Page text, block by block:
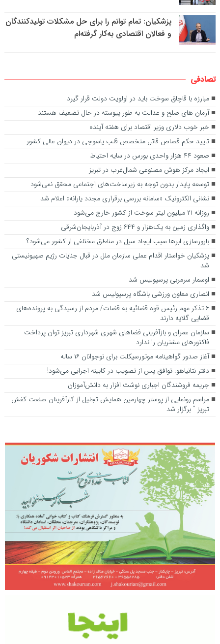
پزشکیان: تمام توانم را برای حل مشکلات تولیدکنندگان
و فعالان اقتصادی به‌کار گرفته‌ام
تصادفی
مبارزه با قاچاق سوخت باید در اولویت دولت قرار گیرد
آرمان های صلح و عدالت به طور پیوسته در حال تضعیف هستند
خبر خوب دلاری وزیر اقتصاد برای هفته آینده
تایید حکم قصاص قاتل متخصص قلب یاسوجی در دیوان عالی کشور
صعود ۴۴ هزار واحدی بورس در سایه احتیاط
ایجاد مرکز هوش مصنوعی شمال‌غرب در تبریز
توسعه پایدار بدون توجه به زیرساخت‌های اجتماعی محقق نمی‌شود
نشانی الکترونیک «سامانه بررسی برقراری مجدد یارانه» اعلام شد
روزانه ۲۱ میلیون لیتر سوخت از کشور خارج می‌شود
واگذاری زمین به یک‌هزار و ۶۴۴ زوج در آذربایجان‌شرقی
بارورسازی ابر‌ها سبب ایجاد سیل در مناطق مختلفی از کشور می‌شود؟
پزشکیان خواستار اقدام عملی سازمان ملل در قبال جنایات رژیم صهیونیستی
شد
اوسمار سرمربی پرسپولیس شد
انصاری معاون ورزشی باشگاه پرسپولیس شد
۶ تذکر مهم رئیس قوه قضائیه به قضات/ مردم از رسیدگی به پرونده‌های
قضایی گلایه‌ دارند‌
سازمان عمران و بازآفرینی فضاهای شهری شهرداری تبریز توان پرداخت
فاکتورهای مشتریان را ندارد
آغاز صدور گواهینامه موتورسیکلت برای نوجوانان ۱۶ ساله
دفتر نتانیاهو: توافق پس از تصویب در کابینه اجرایی می‌شود!
جریمه فروشندگان اجباری نوشت افزار به دانش‌آموزان
مراسم رونمایی از پوستر چهارمین همایش تجلیل از کارآفرینان صنعت کفش
تبریز ” برگزار شد